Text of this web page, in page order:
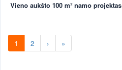
Vieno aukšto 100 m² namo projektas
1 2 › »